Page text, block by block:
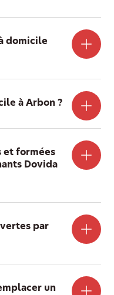
domicile
à Arbon ?
et formées
Dovida
par
un